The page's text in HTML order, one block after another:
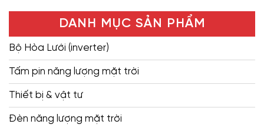
DANH MỤC SẢN PHẨM
Bộ Hòa Lưới (inverter)
Tấm pin năng lượng mặt trời
Thiết bị & vật tư
Đèn năng lượng mặt trời